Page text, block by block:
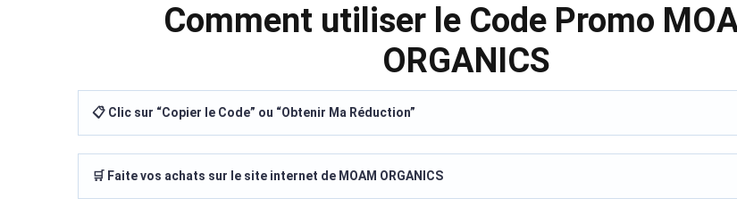
Comment utiliser le Code Promo
ORGANICS
📋 Clic sur “Copier le Code” ou “Obtenir Ma Réduction”
🛒 Faite vos achats sur le site internet de MOAM ORGANICS